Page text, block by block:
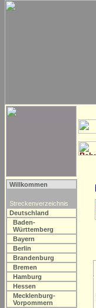
Willkommen
Streckenverzeichnis
Deutschland
Baden-
Württemberg
Bayern
Berlin
Brandenburg
Bremen
Hamburg
Hessen
Mecklenburg-
Vorpommern